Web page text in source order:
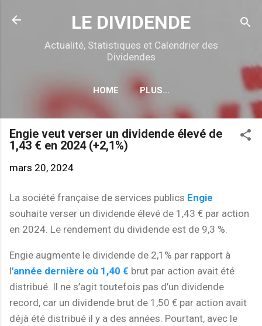
Accéder au contenu principal
LE DIVIDENDE
Actualité, Statistiques et Calendrier des
Dividendes
HOME PLUS…
CALENDRIER DÉTACHEMENTS
Engie veut verser un dividende élevé de
1,43 € en 2024 (+2,1%)
mars 20, 2024
La société française de services publics Engie
souhaite verser un dividende élevé de 1,43 € par action
en 2024. Le rendement du dividende est de 9,3 %.
Engie augmente le dividende de 2,1% par rapport à
l'année dernière où 1,40 € brut par action avait été
distribué. Il ne s’agit toutefois pas d’un dividende
record, car un dividende brut de 1,50 € par action avait
déjà été distribué il y a des années. Pourtant, avec le